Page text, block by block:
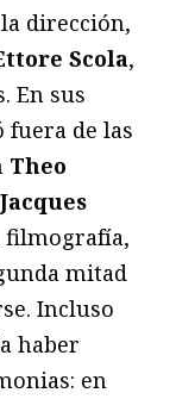
dirección,
Scola,
En sus
de las
Theo
filmografía,
mitad
Incluso
haber
en